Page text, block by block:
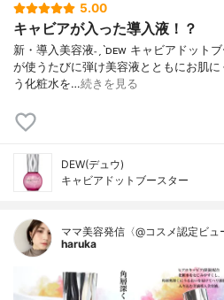
5.00
キャビアが入った導入液！？
新・導入美容液 ˗ˏˋᴅᴇᴡ キャビアドット
が使うたびに弾け 美容液とともにお肌
う化粧水を…続きを見る
DEW(デュウ)
キャビアドットブースター
ママ美容発信〈@コスメ認定ビ
haruka